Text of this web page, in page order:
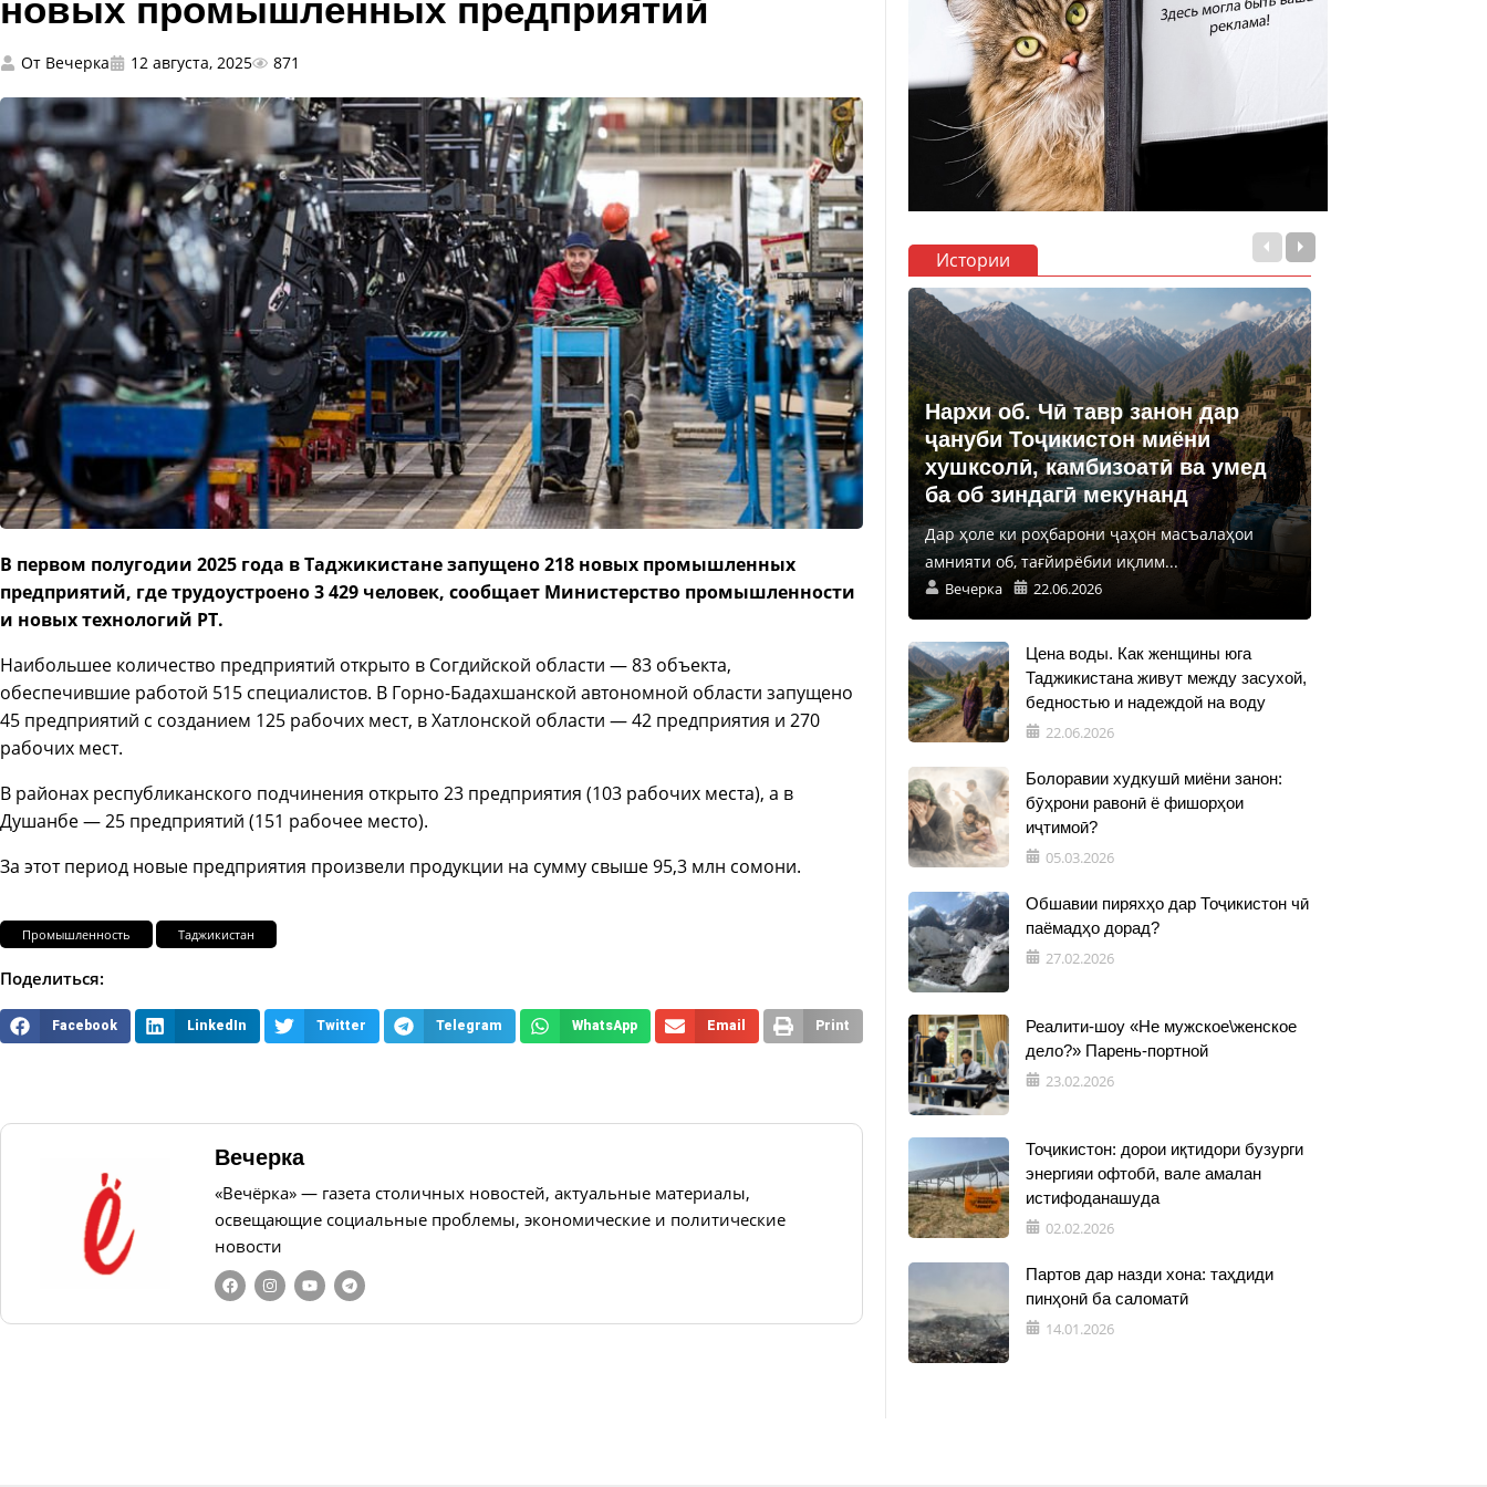
новых промышленных предприятий
От Вечерка 12 августа, 2025 871
В первом полугодии 2025 года в Таджикистане запущено 218 новых промышленных
предприятий, где трудоустроено 3 429 человек, сообщает Министерство промышленности
и новых технологий РТ.
Наибольшее количество предприятий открыто в Согдийской области — 83 объекта,
обеспечившие работой 515 специалистов. В Горно-Бадахшанской автономной области запущено
45 предприятий с созданием 125 рабочих мест, в Хатлонской области — 42 предприятия и 270
рабочих мест.
В районах республиканского подчинения открыто 23 предприятия (103 рабочих места), а в
Душанбе — 25 предприятий (151 рабочее место).
За этот период новые предприятия произвели продукции на сумму свыше 95,3 млн сомони.
Промышленность Таджикистан
Поделиться:
Facebook LinkedIn Twitter Telegram WhatsApp Email Print
Вечерка
«Вечёрка» — газета столичных новостей, актуальные материалы,
освещающие социальные проблемы, экономические и политические
новости
Истории
Нархи об. Чӣ тавр занон дар
ҷануби Тоҷикистон миёни
хушксолӣ, камбизоатӣ ва умед
ба об зиндагӣ мекунанд
Дар ҳоле ки роҳбарони ҷаҳон масъалаҳои
амнияти об, тағйирёбии иқлим...
Вечерка 22.06.2026
Цена воды. Как женщины юга
Таджикистана живут между засухой,
бедностью и надеждой на воду
22.06.2026
Болоравии худкушӣ миёни занон:
бӯҳрони равонӣ ё фишорҳои
иҷтимоӣ?
05.03.2026
Обшавии пиряхҳо дар Тоҷикистон чӣ
паёмадҳо дорад?
27.02.2026
Реалити-шоу «Не мужское\женское
дело?» Парень-портной
23.02.2026
Тоҷикистон: дорои иқтидори бузурги
энергияи офтобӣ, вале амалан
истифоданашуда
02.02.2026
Партов дар назди хона: таҳдиди
пинҳонӣ ба саломатӣ
14.01.2026